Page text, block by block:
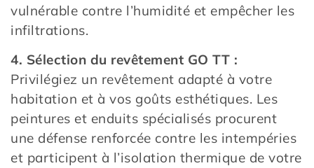
vulnérable contre l’humidité et empêcher les
infiltrations.
4. Sélection du revêtement GO TT :
Privilégiez un revêtement adapté à votre
habitation et à vos goûts esthétiques. Les
peintures et enduits spécialisés procurent
une défense renforcée contre les intempéries
et participent à l’isolation thermique de votre